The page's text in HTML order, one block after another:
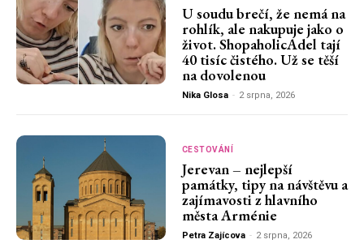
U soudu brečí, že nemá na
rohlík, ale nakupuje jako o
život. ShopaholicAdel tají
40 tisíc čistého. Už se těší
na dovolenou
Nika Glosa - 2 srpna, 2026
CESTOVÁNÍ
Jerevan – nejlepší
památky, tipy na návštěvu a
zajímavosti z hlavního
města Arménie
Petra Zajícova - 2 srpna, 2026